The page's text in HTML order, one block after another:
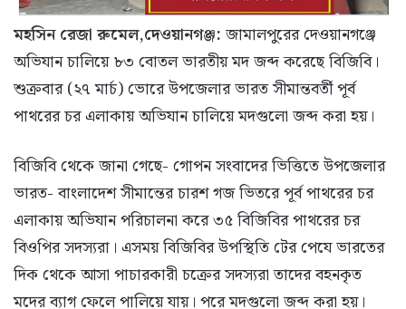
মহসিন রেজা রুমেল,দেওয়ানগঞ্জ: জামালপুরের দেওয়ানগঞ্জে
অভিযান চালিয়ে ৮৩ বোতল ভারতীয় মদ জব্দ করেছে বিজিবি।
শুক্রবার (২৭ মার্চ) ভোরে উপজেলার ভারত সীমান্তবর্তী পূর্ব
পাথরের চর এলাকায় অভিযান চালিয়ে মদগুলো জব্দ করা হয়।
বিজিবি থেকে জানা গেছে- গোপন সংবাদের ভিত্তিতে উপজেলার
ভারত- বাংলাদেশ সীমান্তের চারশ গজ ভিতরে পূর্ব পাথরের চর
এলাকায় অভিযান পরিচালনা করে ৩৫ বিজিবির পাথরের চর
বিওপির সদস্যরা। এসময় বিজিবির উপস্থিতি টের পেযে ভারতের
দিক থেকে আসা পাচারকারী চক্রের সদস্যরা তাদের বহনকৃত
মদের ব্যাগ ফেলে পালিয়ে যায়। পরে মদগুলো জব্দ করা হয়।